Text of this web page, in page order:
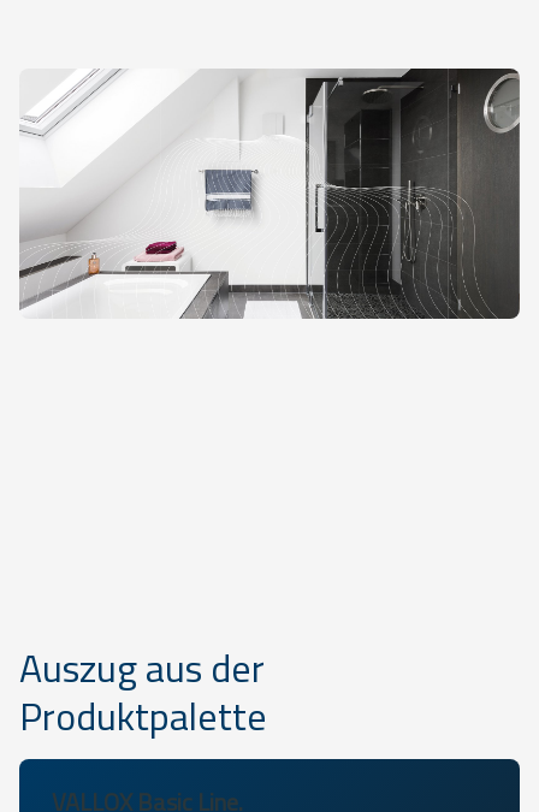
Auszug aus der
Produktpalette
VALLOX Basic Line.